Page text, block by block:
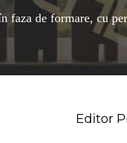
faza de formare, cu
Editor